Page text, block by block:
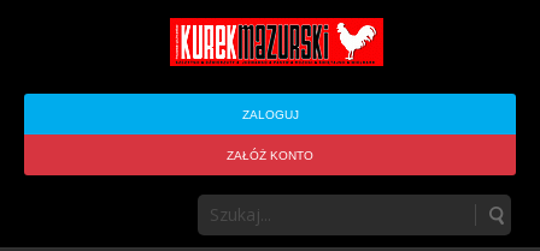
ZALOGUJ
ZAŁÓŻ KONTO